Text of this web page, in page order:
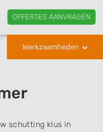
OFFERTES AANVRAGEN
Werkzaamheden
schutting klus in